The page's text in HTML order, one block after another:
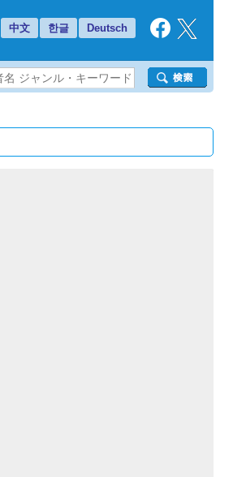
中文 한글 Deutsch